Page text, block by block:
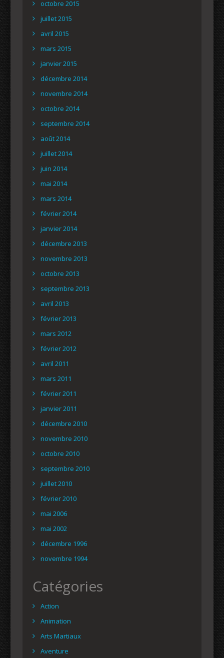
octobre 2015
juillet 2015
avril 2015
mars 2015
janvier 2015
décembre 2014
novembre 2014
octobre 2014
septembre 2014
août 2014
juillet 2014
juin 2014
mai 2014
mars 2014
février 2014
janvier 2014
décembre 2013
novembre 2013
octobre 2013
septembre 2013
avril 2013
février 2013
mars 2012
février 2012
avril 2011
mars 2011
février 2011
janvier 2011
décembre 2010
novembre 2010
octobre 2010
septembre 2010
juillet 2010
février 2010
mai 2006
mai 2002
décembre 1996
novembre 1994
Catégories
Action
Animation
Arts Martiaux
Aventure